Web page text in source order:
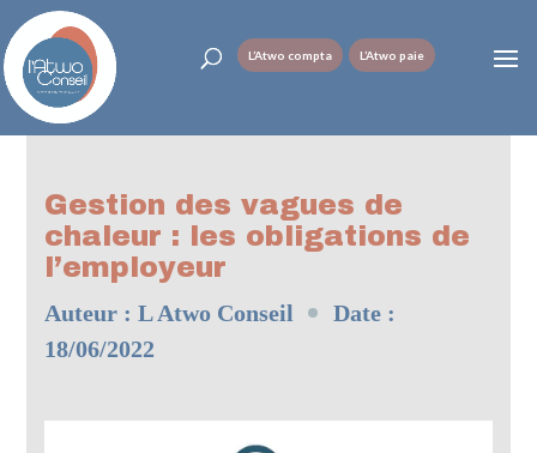
L’Atwo compta L’Atwo paie
Gestion des vagues de
chaleur : les obligations de
l’employeur
Auteur :L Atwo Conseil
Date :
18/06/2022